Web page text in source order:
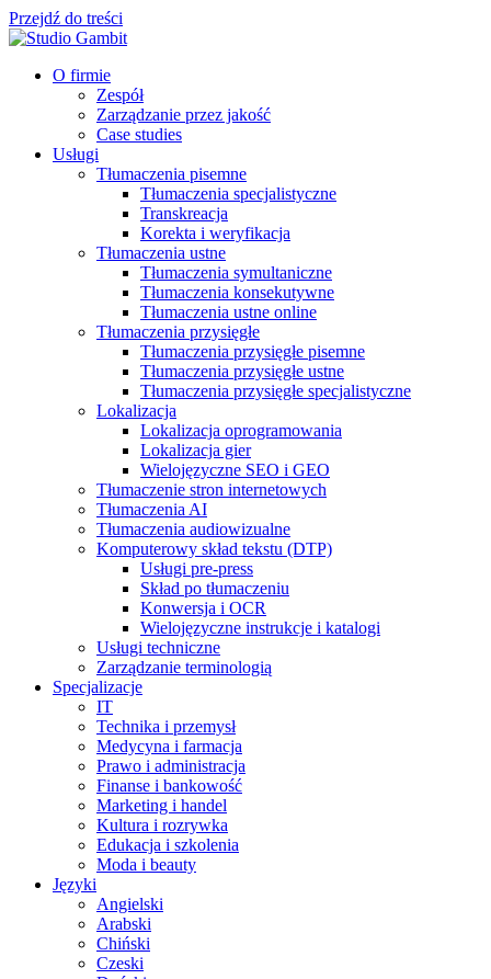
Przejdź do treści
O firmie
Zespół
Zarządzanie przez jakość
Case studies
Usługi
Tłumaczenia pisemne
Tłumaczenia specjalistyczne
Transkreacja
Korekta i weryfikacja
Tłumaczenia ustne
Tłumaczenia symultaniczne
Tłumaczenia konsekutywne
Tłumaczenia ustne online
Tłumaczenia przysięgłe
Tłumaczenia przysięgłe pisemne
Tłumaczenia przysięgłe ustne
Tłumaczenia przysięgłe specjalistyczne
Lokalizacja
Lokalizacja oprogramowania
Lokalizacja gier
Wielojęzyczne SEO i GEO
Tłumaczenie stron internetowych
Tłumaczenia AI
Tłumaczenia audiowizualne
Komputerowy skład tekstu (DTP)
Usługi pre-press
Skład po tłumaczeniu
Konwersja i OCR
Wielojęzyczne instrukcje i katalogi
Usługi techniczne
Zarządzanie terminologią
Specjalizacje
IT
Technika i przemysł
Medycyna i farmacja
Prawo i administracja
Finanse i bankowość
Marketing i handel
Kultura i rozrywka
Edukacja i szkolenia
Moda i beauty
Języki
Angielski
Arabski
Chiński
Czeski